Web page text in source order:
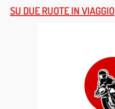
SU DUE RUOTE IN VIAGGIO